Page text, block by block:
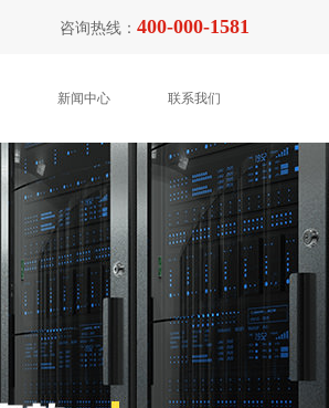
咨询热线： 400-000-1581
新闻中心 联系我们